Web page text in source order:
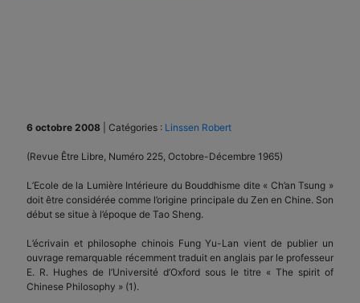
6 octobre 2008 Catégories : Linssen Robert
(Revue Être Libre, Numéro 225, Octobre-Décembre 1965)
L’Ecole de la Lumière Intérieure du Bouddhisme dite « Ch’an Tsung »
doit être considérée comme l’origine principale du Zen en Chine. Son
début se situe à l’époque de Tao Sheng.
L’écrivain et philosophe chinois Fung Yu-Lan vient de publier un
ouvrage remarquable récemment traduit en anglais par le professeur
E. R. Hughes de l’Université d’Oxford sous le titre « The spirit of
Chinese Philosophy » (1).